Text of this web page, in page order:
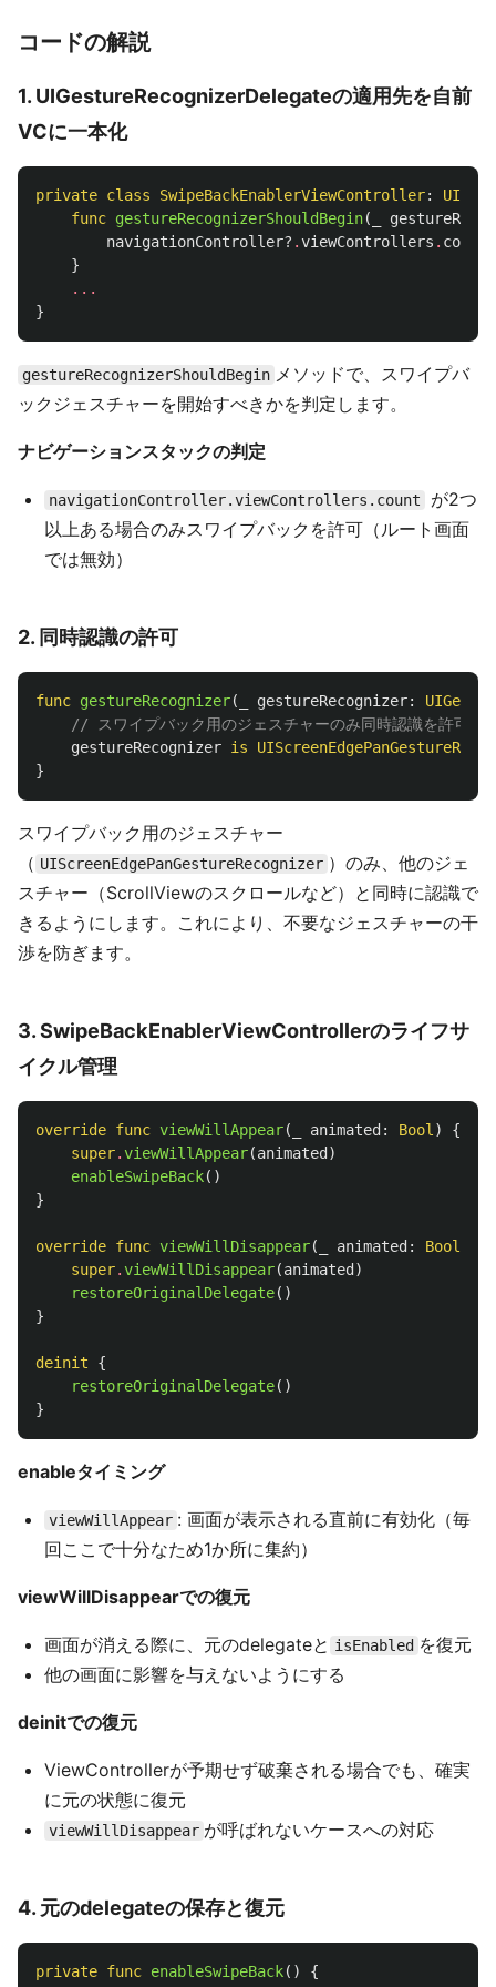
コードの解説
1. UIGestureRecognizerDelegateの適用先を自前
VCに一本化
private class SwipeBackEnablerViewController:
func gestureRecognizerShouldBegin(
navigationController? .viewControllers . count
}
...
}
gestureRecognizerShouldBegin メソッドで、スワイプバ
ックジェスチャーを開始すべきかを判定します。
ナビゲーションスタックの判定
navigationController.viewControllers.count
が2つ
以上ある場合のみスワイプバックを許可（ルート画面
では無効）
2. 同時認識の許可
func gestureRecognizer( gestureRecognizer:
// スワイプバック用のジェスチャーのみ同時認識を許可
gestureRecognizer is
}
スワイプバック用のジェスチャー
（ UIScreenEdgePanGestureRecognizer ）のみ、他のジェ
スチャー（ScrollViewのスクロールなど）と同時に認識で
きるようにします。これにより、不要なジェスチャーの干
渉を防ぎます。
3. SwipeBackEnablerViewControllerのライフサ
イクル管理
override func viewWillAppear( animated : Bool )
{
super.viewWillAppear(animated )
enableSwipeBack()
}
override func viewWillDisappear( animated : Bool
super.viewWillDisappear(animated )
restoreOriginalDelegate()
}
deinit
{
restoreOriginalDelegate()
}
enableタイミング
viewWillAppear : 画面が表示される直前に有効化（毎
回ここで十分なため1か所に集約）
viewWillDisappearでの復元
画面が消える際に、元のdelegateと isEnabled を復元
他の画面に影響を与えないようにする
deinitでの復元
ViewControllerが予期せず破棄される場合でも、確実
に元の状態に復元
viewWillDisappear が呼ばれないケースへの対応
4. 元のdelegateの保存と復元
private func enableSwipeBack()
{